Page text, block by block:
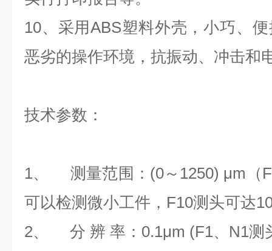
10、采用ABS塑料外壳，小巧、
恶劣的操作环境，抗振动、冲击和
技术参数 ：
1、 测量范围： (0～ 1250) μm （
可以检测微小工件， F10测头可达
2、
分 辨 率： 0.1μm (F1、 N1测